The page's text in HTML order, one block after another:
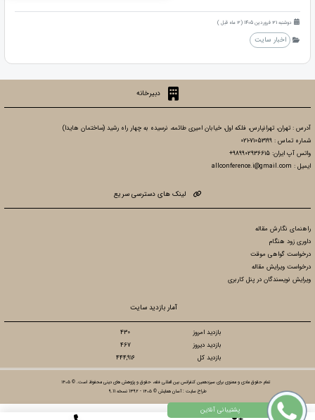
دوشنبه 31 فروردین 1405 (3 ماه قبل )
اخبار سایت
دبیرخانه
آدرس : تهران، تهرانپارس، فلکه اول، خیابان امیری طائمه، نرسیده به چهار راه رشید (ساختمان هایدا)
شماره تماس : 71053199-021
واتس آپ ایران: 989902936615+
ایمیل : allconference.i@gmail.com
لینک های دسترسی سریع
راهنمای نگارش مقاله
داوری زود هنگام
درخواست گواهی موقت
درخواست ویرایش مقاله
ویرایش نویسندگان در پنل کاربری
آمار بازدید سایت
بازدید امروز
430
بازدید دیروز
467
بازدید کل
444,916
تمام حقوق مادی و معنوی برای سیزدهمین کنفرانس بین المللی فقه، حقوق و پژوهش های دینی محفوظ است. © ۱۴۰۵
طراح سایت :آسان همایش © ۱۴۰۵ - 1392 نسخه 9.11